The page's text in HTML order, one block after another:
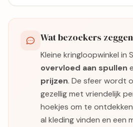
Wat bezoekers zeggen
Kleine kringloopwinkel in
overvloed aan spullen
prijzen. De sfeer wordt
gezellig met vriendelijk
hoekjes om te
al kleding vinden en een